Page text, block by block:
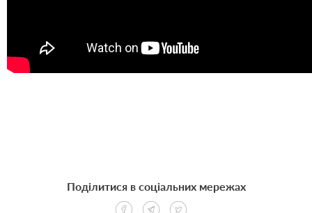
Поділитися в соціальних мережах